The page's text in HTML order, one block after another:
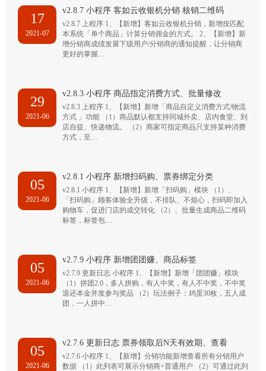
17
2021-07
v2.8.7 小程序 客如云收银机分销 核销二维码
v2.8.7 上程序 1、【新增】客如云收银机分销，新增按匹配
本系统「单个商品」计算分销佣金的方式。 2、【新增】新
增分销商成绩发展下级用户/分销商的通知提醒，让分销商
更好的掌握…
29
2021-06
v2.8.3 小程序 商品指定消费方式、批量修改
v2.8.3 上程序 1、【新增】新增「商品自定义消费方式/物流
方式 」功能 （1）商品默认都支持同城外卖、店内食堂、到
店自提、快递物流。 （2）商家可指定商品只支持某种消费
方式，至…
05
2021-06
v2.8.1 小程序 新增扫码购、票券绑定分类
v2.8.1 小程序 1、【新增】新增「扫码购」模块 （1）、
「扫码购」顾客体验全升级，不排队、不烦心，扫码即加入
购物车，促进门店的成交转化 （2）、批量生成商品二维码
标签，标签包…
05
2021-06
v2.7.9 小程序 新增团团赚、商品标签
v2.7.9 更新日志 小程序 1、【新增】新增「团团赚」模块
（1）拼团2.0，多人拼购，有人中奖，有人不中奖，不中奖
退还本金并发参与奖品 （2）玩法例子：鸡蛋30枚，五人成
团，一人拼中…
05
2021-06
v2.7.6 更新日志 票券领取后N天有效期、查看
v2.7.6 小程序 1、【新增】分销功能新增查看所有分销用户
数据 （1）此列表可展示分销商+普通用户 （2）可通过此列